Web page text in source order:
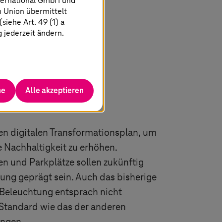
digitalen Transformationsplan, um
Nachhaltigkeit zu erhöhen.
und Parkplätze sollen zukünftig
geprägt sein. Auch das bisherige
entsprach nicht
wie das der anderen
Union übermittelt
Art. 49 (1) a
jederzeit ändern.
Alle akzeptieren